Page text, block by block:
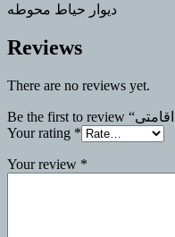
دیوار حیاط محوطه
Reviews
There are no reviews yet.
Your rating *
Your review *